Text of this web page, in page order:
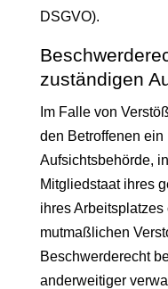
DSGVO).
zuständigen
Im Falle von
den Betroffenen
Aufsichtsbehörde,
Mitgliedstaat ihres
ihres Arbeitsplatzes
mutmaßlichen
Beschwerderecht
anderweitiger